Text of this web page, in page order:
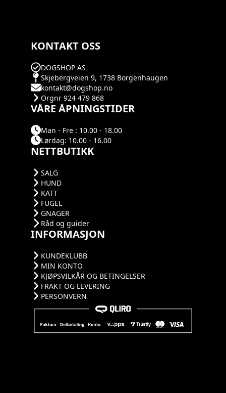
KONTAKT OSS
DOGSHOP AS
Skjebergveien 9, 1738 Borgenhaugen
kontakt@dogshop.no
Orgnr 924 479 868
VÅRE ÅPNINGSTIDER
Man - Fre : 10.00 - 18.00
Lørdag: 10.00 - 16.00
NETTBUTIKK
SALG
HUND
KATT
FUGEL
GNAGER
Råd og guider
INFORMASJON
KUNDEKLUBB
MIN KONTO
KJØPSVILKÅR OG BETINGELSER
FRAKT OG LEVERING
PERSONVERN